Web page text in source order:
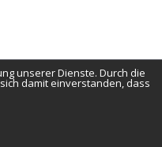
unserer Dienste. Durch die
damit einverstanden, dass